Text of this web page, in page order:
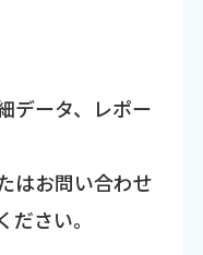
データ、レポー
はお問い合わせ
さい。